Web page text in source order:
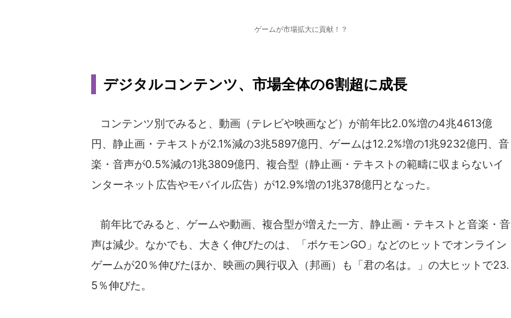
ゲームが市場拡大に貢献！？
デジタルコンテンツ、市場全体の6割超に成長
コンテンツ別でみると、動画（テレビや映画など）が前年比2.0%増の4兆4613億
円、静止画・テキストが2.1%減の3兆5897億円、ゲームは12.2%増の1兆9232億円、音
楽・音声が0.5%減の1兆3809億円、複合型（静止画・テキストの範疇に収まらないイ
ンターネット広告やモバイル広告）が12.9%増の1兆378億円となった。
前年比でみると、ゲームや動画、複合型が増えた一方、静止画・テキストと音楽・音
声は減少。なかでも、大きく伸びたのは、「ポケモンGO」などのヒットでオンライン
ゲームが20％伸びたほか、映画の興行収入（邦画）も「君の名は。」の大ヒットで23.
5％伸びた。